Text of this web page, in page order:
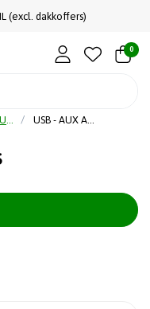
(excl. dakkoffers)
0
Opladers - USB kabels - Omvormers USB - AUX Adapters